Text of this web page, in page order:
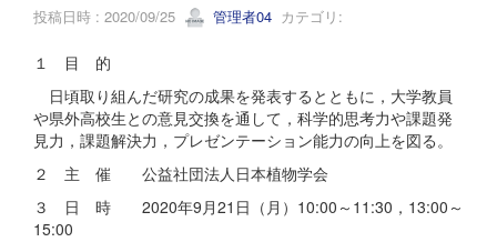
投稿日時 : 2020/09/25 管理者04 カテゴリ:
１ 目 的
日頃取り組んだ研究の成果を発表するとともに，大学教員
や県外高校生との意見交換を通して，科学的思考力や課題発
見力，課題解決力，プレゼンテーション能力の向上を図る。
２ 主 催 公益社団法人日本植物学会
３ 日 時 2020年9月21日（月）10:00～11:30，13:00～
15:00